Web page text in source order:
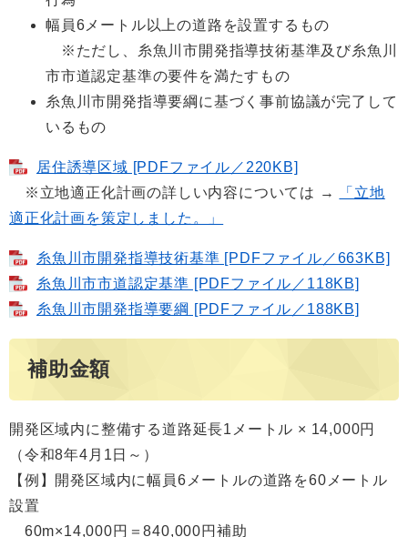
幅員6メートル以上の道路を設置するもの
※ただし、糸魚川市開発指導技術基準及び糸魚川
市市道認定基準の要件を満たすもの
糸魚川市開発指導要綱に基づく事前協議が完了して
いるもの
居住誘導区域 [PDFファイル／220KB]
※立地適正化計画の詳しい内容については →
「立地
適正化計画を策定しました。」
糸魚川市開発指導技術基準 [PDFファイル／663KB]
糸魚川市市道認定基準 [PDFファイル／118KB]
糸魚川市開発指導要綱 [PDFファイル／188KB]
補助金額
開発区域内に整備する道路延長1メートル × 14,000円
（令和8年4月1日～）
【例】開発区域内に幅員6メートルの道路を60メートル
設置
60m×14,000円＝840,000円補助